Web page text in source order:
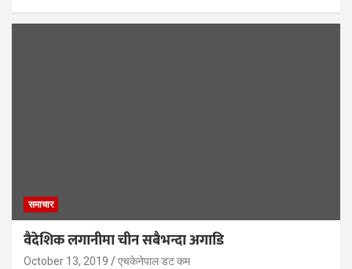
समाचार
वैदेशिक लगानीमा चीन सबैभन्दा अगाडि
October 13, 2019 एचकेनेपाल डट कम